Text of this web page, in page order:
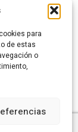
para
de estas
o